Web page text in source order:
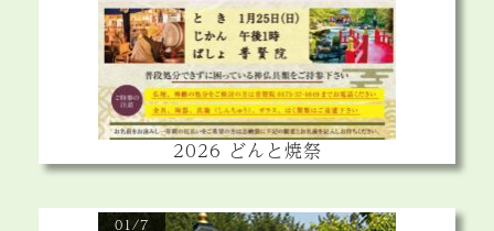
2026 どんと焼祭
01/7